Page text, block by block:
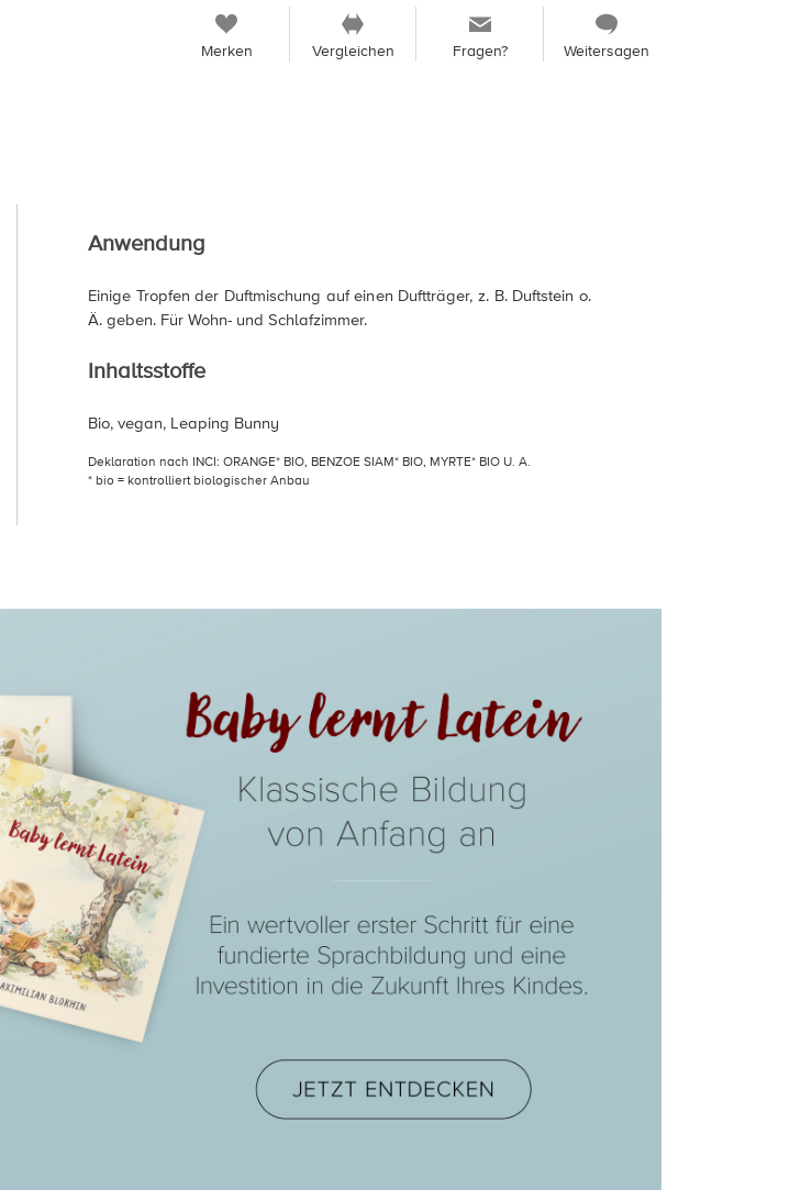
Merken Vergleichen Fragen? Weitersagen
Anwendung
Einige Tropfen der Duftmischung auf einen Duftträger, z. B. Duftstein o.
Ä. geben. Für Wohn- und Schlafzimmer.
Inhaltsstoffe
Bio, vegan, Leaping Bunny
Deklaration nach INCI: ORANGE* BIO, BENZOE SIAM* BIO, MYRTE* BIO U. A.
* bio = kontrolliert biologischer Anbau